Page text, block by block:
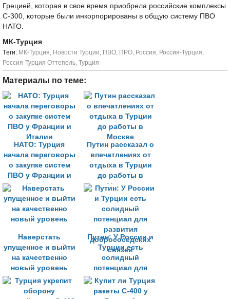
Грецией, которая в свое время приобрела российские комплексы
С-300, которые были инкорпорированы в общую систему ПВО
НАТО.
МК-Турция
Tеги: МК-Турция, Новости Турции, ПВО, ПРО, Россия, Россия-Турция,
Россия-Турция Оттепель, Турция
Материалы по теме:
НАТО: Турция
начала переговоры
о закупке систем
ПВО у Франции и
Италии
Путин рассказал о
впечатлениях от
отдыха в Турции
до работы в
Москве
Наверстать
упущенное и выйти
на качественно
новый уровень
Путин: У России и
Турции есть
солидный
потенциал для
развития
добрососедских